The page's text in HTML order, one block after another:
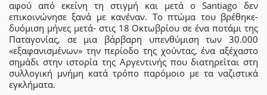
αφού από εκείνη τη στιγμή και μετά ο Santiago δεν
επικοινώνησε ξανά με κανέναν. Το πτώμα του βρέθηκε-
δυόμιση μήνες μετά- στις 18 Οκτωβρίου σε ένα ποτάμι της
Παταγονίας, σε μια βάρβαρη υπενθύμιση των 30.000
«εξαφανισμένων» την περίοδο της χούντας, ένα αξέχαστο
σημάδι στην ιστορία της Αργεντινής που διατηρείται στη
συλλογική μνήμη κατά τρόπο παρόμοιο με τα ναζιστικά
εγκλήματα.